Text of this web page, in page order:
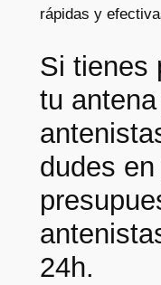
rápidas y
Si tienes
tu
dudes
24h.